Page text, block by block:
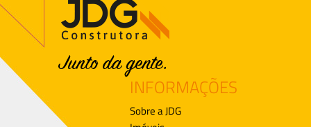
INFORMAÇÕES
Sobre a JDG